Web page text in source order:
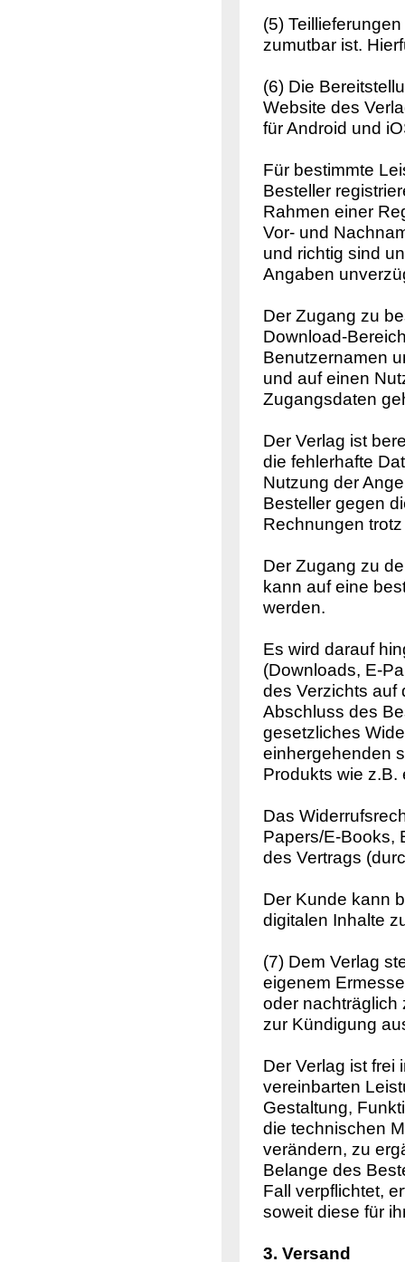
(5)
zumutbar ist.
(6) Die
Website des
für Android und
Für bestimmte
Besteller
Rahmen einer
Vor- und
und richtig sind
Angaben
Der Zugang zu
Download-
Benutzernamen
und auf einen
Zugangsdaten
Der Verlag ist
die fehlerhafte
Nutzung der
Besteller gegen
Rechnungen
Der Zugang zu
kann auf eine
werden.
Es wird darauf
(Downloads, E-
des Verzichts auf
Abschluss des
gesetzliches
einhergehenden
Produkts wie
Das
Papers/E-Books,
des Vertrags
Der Kunde kann
digitalen Inhalte
(7) Dem Verlag
eigenem
oder nachträglich
zur Kündigung
Der Verlag ist frei
vereinbarten
Gestaltung,
die technischen
verändern, zu
Belange des
Fall verpflichtet,
soweit diese für
3. Versand